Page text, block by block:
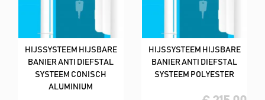
HIJSSYSTEEM HIJSBARE
BANIER ANTI DIEFSTAL
SYSTEEM CONISCH
ALUMINIUM
HIJSSYSTEEM HIJSBARE
BANIER ANTI DIEFSTAL
SYSTEEM POLYESTER